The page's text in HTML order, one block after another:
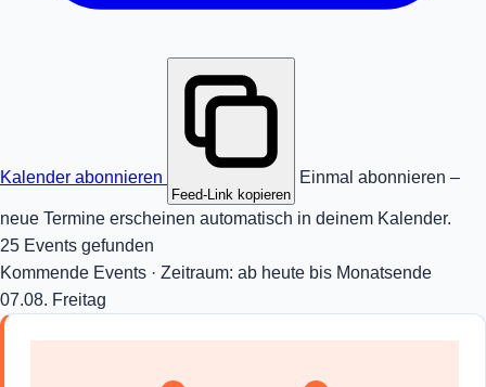
Kalender abonnieren
Feed-Link kopieren
Einmal abonnieren –
neue Termine erscheinen automatisch in deinem Kalender.
25 Events gefunden
Kommende Events · Zeitraum: ab heute bis Monatsende
07.08. Freitag